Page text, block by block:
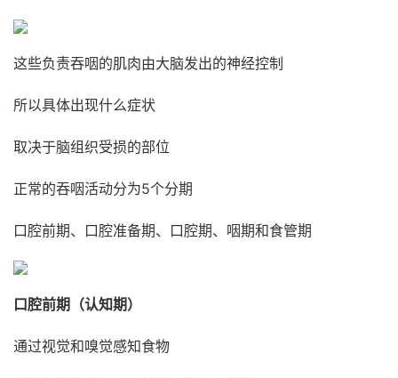
这些负责吞咽的肌肉由大脑发出的神经控制
所以具体出现什么症状
取决于脑组织受损的部位
正常的吞咽活动分为5个分期
口腔前期、口腔准备期、口腔期、咽期和食管期
口腔前期（认知期）
通过视觉和嗅觉感知食物